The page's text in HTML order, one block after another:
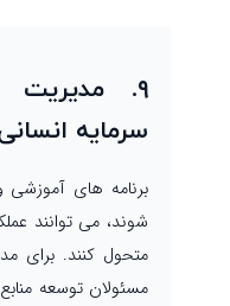
۹.
سرمایه
برنامه های
شوند، می توانند
متحول کنند. برای
مسئولان توسعه